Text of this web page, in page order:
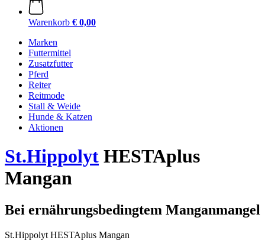
Warenkorb € 0,00
Marken
Futtermittel
Zusatzfutter
Pferd
Reiter
Reitmode
Stall & Weide
Hunde & Katzen
Aktionen
St.Hippolyt HESTAplus
Mangan
Bei ernährungsbedingtem Manganmangel
St.Hippolyt HESTAplus Mangan